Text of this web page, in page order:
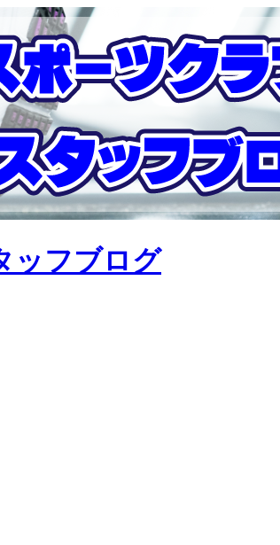
ッフブログ